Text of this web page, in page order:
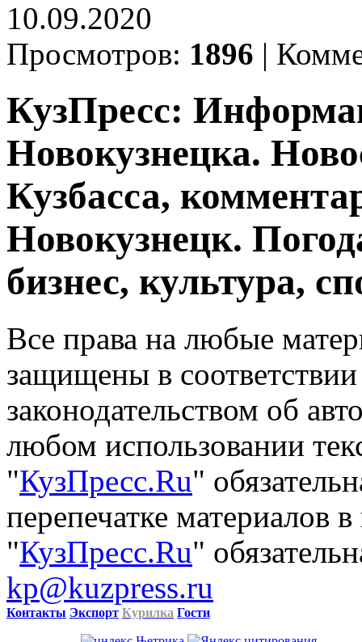
10.09.2020
Просмотров: 1896 |
КузПресс:
Новокузнецка.
Кузбасса,
Новокузнецк.
бизнес, культура,
Все права на любые
защищены в
законодательством об
любом использовании
"КузПресс.Ru"
перепечатке материалов
"КузПресс.Ru"
kp@kuzpress.ru
Контакты Экспорт Курилка Гости